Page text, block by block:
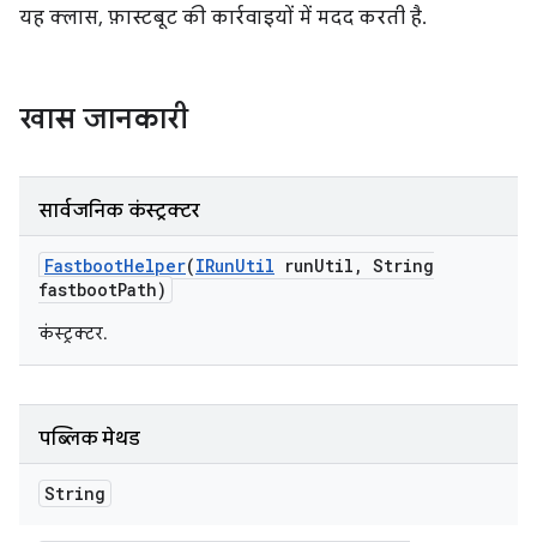
यह क्लास, फ़ास्टबूट की कार्रवाइयों में मदद करती है.
खास जानकारी
सार्वजनिक कंस्ट्रक्टर
FastbootHelper(IRunUtil runUtil , String
fastbootPath)
कंस्ट्रक्टर.
पब्लिक मेथड
String